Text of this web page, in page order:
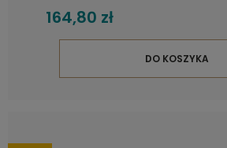
164,80 zł
DO KOSZYKA